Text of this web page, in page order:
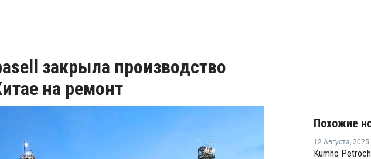
закрыла производство
на ремонт
Похожие
12 Августа, 2025